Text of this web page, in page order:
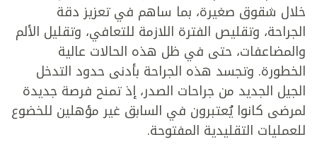
خلال شقوق صغيرة، بما ساهم في تعزيز دقة
الجراحة، وتقليص الفترة اللازمة للتعافي، وتقليل الألم
والمضاعفات، حتى في ظل هذه الحالات عالية
الخطورة. وتجسد هذه الجراحة بأدنى حدود التدخل
الجيل الجديد من جراحات الصدر، إذ تمنح فرصة جديدة
لمرضى كانوا يُعتبرون في السابق غير مؤهلين للخضوع
للعمليات التقليدية المفتوحة.